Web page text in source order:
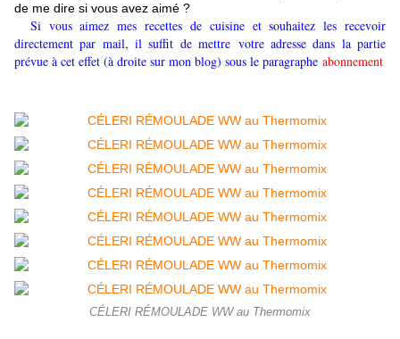
de me dire si vous avez aimé ?
Si vous aimez mes recettes de cuisine et souhaitez les recevoir
directement par mail, il suffit de mettre votre adresse dans la partie
prévue à cet effet (à droite sur mon blog) sous le paragraphe abonnement
CÉLERI RÉMOULADE WW au Thermomix